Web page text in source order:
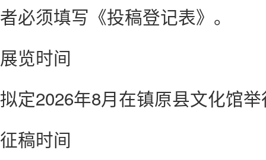
者必须填写《投稿登记表》。
展览时间
拟定2026年8月在镇原县文化馆
征稿时间